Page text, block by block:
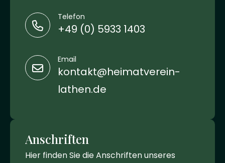
Telefon
+49 (0) 5933 1403
Email
kontakt@heimatverein-
lathen.de
Anschriften
Hier finden Sie die Anschriften unseres